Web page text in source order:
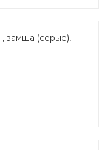
замша (серые),